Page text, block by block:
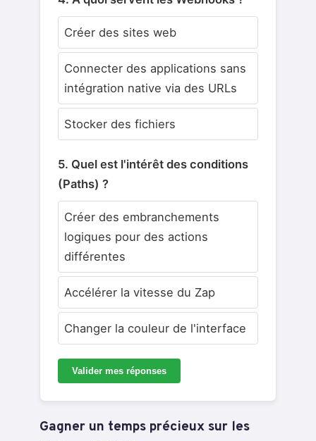
Créer des sites web
Connecter des applications sans
intégration native via des URLs
Stocker des fichiers
5. Quel est l'intérêt des conditions
(Paths) ?
Créer des embranchements
logiques pour des actions
différentes
Accélérer la vitesse du Zap
Changer la couleur de l'interface
Valider mes réponses
Gagner un temps précieux sur les